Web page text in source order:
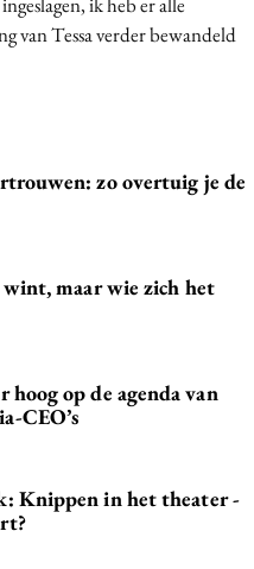
van Tessa verder bewandeld
zo overtuig je de
maar wie zich het
hoog op de agenda van
CEO’s
Knippen in het theater -